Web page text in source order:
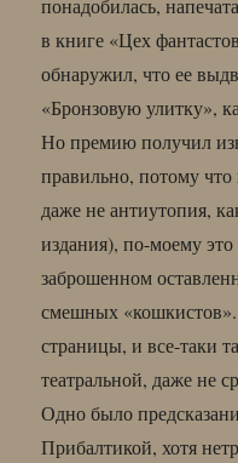
понадобилась,
в книге «Цех
обнаружил, что ее
«Бронзовую улитку»,
Но премию получил
правильно, потому что
даже не антиутопия,
издания), по-моему
заброшенном
смешных
страницы, и все-таки
театральной, даже не
Одно было
Прибалтикой, хотя